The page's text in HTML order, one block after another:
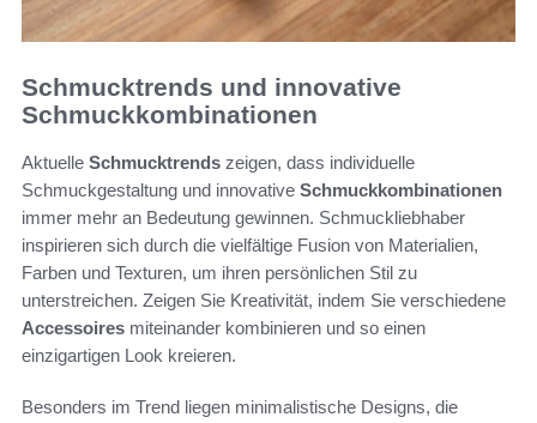
Schmucktrends und innovative
Schmuckkombinationen
Aktuelle Schmucktrends zeigen, dass individuelle
Schmuckgestaltung und innovative Schmuckkombinationen
immer mehr an Bedeutung gewinnen. Schmuckliebhaber
inspirieren sich durch die vielfältige Fusion von Materialien,
Farben und Texturen, um ihren persönlichen Stil zu
unterstreichen. Zeigen Sie Kreativität, indem Sie verschiedene
Accessoires miteinander kombinieren und so einen
einzigartigen Look kreieren.
Besonders im Trend liegen minimalistische Designs, die